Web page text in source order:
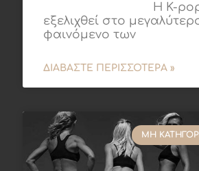
Η K-pop
εξελιχθεί στο
φαινόμενο των
ΔΙΑΒΆΣΤΕ ΠΕΡΙΣΣΌΤΕΡΑ »
ΜΗ